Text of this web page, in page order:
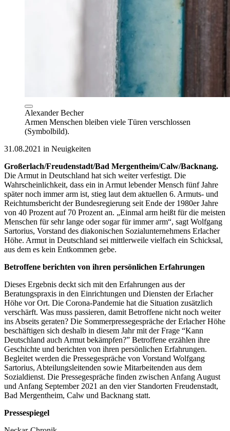
Alexander Becher
Armen Menschen bleiben viele Türen verschlossen
(Symbolbild).
31.08.2021 in Neuigkeiten
Großerlach/Freudenstadt/Bad Mergentheim/Calw/Backnang.
Die Armut in Deutschland hat sich weiter verfestigt. Die
Wahrscheinlichkeit, dass ein in Armut lebender Mensch fünf Jahre
später noch immer arm ist, stieg laut dem aktuellen 6. Armuts- und
Reichtumsbericht der Bundesregierung seit Ende der 1980er Jahre
von 40 Prozent auf 70 Prozent an. „Einmal arm heißt für die meisten
Menschen für sehr lange oder sogar für immer arm“, sagt Wolfgang
Sartorius, Vorstand des diakonischen Sozialunternehmens Erlacher
Höhe. Armut in Deutschland sei mittlerweile vielfach ein Schicksal,
aus dem es kein Entkommen gebe.
Betroffene berichten von ihren persönlichen Erfahrungen
Dieses Ergebnis deckt sich mit den Erfahrungen aus der
Beratungspraxis in den Einrichtungen und Diensten der Erlacher
Höhe vor Ort. Die Corona-Pandemie hat die Situation zusätzlich
verschärft. Was muss passieren, damit Betroffene nicht noch weiter
ins Abseits geraten? Die Sommerpressegespräche der Erlacher Höhe
beschäftigen sich deshalb in diesem Jahr mit der Frage “Kann
Deutschland auch Armut bekämpfen?” Betroffene erzählen ihre
Geschichte und berichten von ihren persönlichen Erfahrungen.
Begleitet werden die Pressegespräche von Vorstand Wolfgang
Sartorius, Abteilungsleitenden sowie Mitarbeitenden aus dem
Sozialdienst. Die Pressegespräche finden zwischen Anfang August
und Anfang September 2021 an den vier Standorten Freudenstadt,
Bad Mergentheim, Calw und Backnang statt.
Pressespiegel